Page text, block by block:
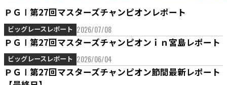
ＰＧⅠ第27回マスターズチャンピオンレポート
ビッグレースレポート 2026/07/08
ＰＧⅠ第27回マスターズチャンピオンｉｎ宮島レポート
ビッグレースレポート 2026/06/04
ＰＧⅠ第27回マスターズチャンピオン節間最新レポート